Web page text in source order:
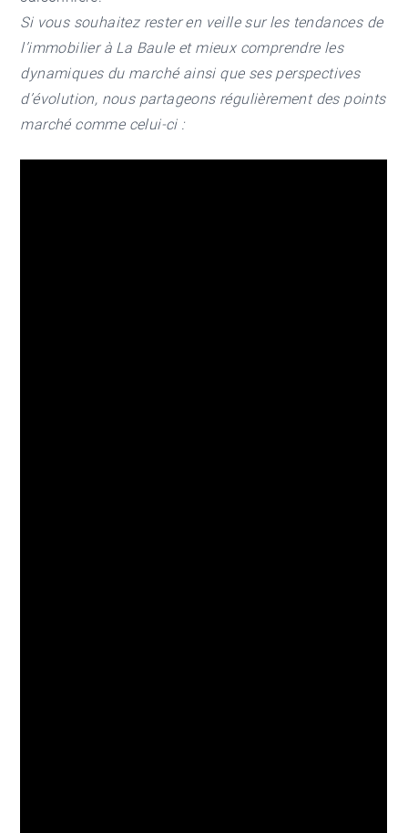
Si vous souhaitez rester en veille sur les tendances de
l’immobilier à La Bauleet mieux comprendre les
dynamiques du marché ainsi que ses perspectives
d’évolution, nous partageons régulièrement des points
marché comme celui-ci :